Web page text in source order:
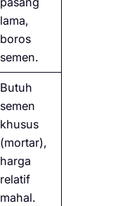
lama,
boros
semen.
Butuh
semen
khusus
(mortar),
harga
relatif
mahal.